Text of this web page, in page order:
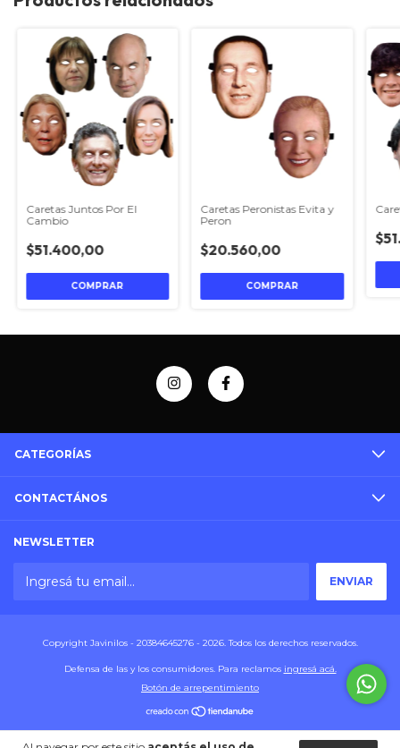
Caretas Juntos Por El
Cambio
$51.400,00
Caretas Peronistas Evita y
Peron
$20.560,00
CATEGORÍAS
CONTACTÁNOS
NEWSLETTER
Copyright Javinilos - 20384645276 - 2026. Todos los derechos reservados.
Defensa de las y los consumidores. Para reclamos ingresá acá.
Botón de arrepentimiento